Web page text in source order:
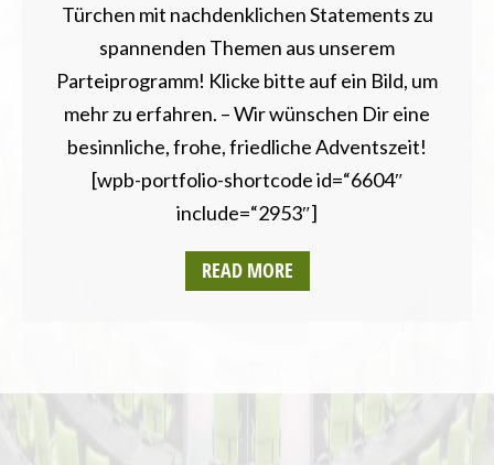
NIEDERSACHSEN
NORDRHEIN-WESTFALEN
POSITIONSPAPIERE
RHEINLAND-PFALZ
SAARLAND
SACHSEN-ANHALT
Türchen mit nachdenklichen Statements zu
spannenden Themen aus unserem
Parteiprogramm! Klicke bitte auf ein Bild, um
mehr zu erfahren. – Wir wünschen Dir eine
besinnliche, frohe, friedliche Adventszeit!
[wpb-portfolio-shortcode id=“6604″
include=“2953″]
READ MORE